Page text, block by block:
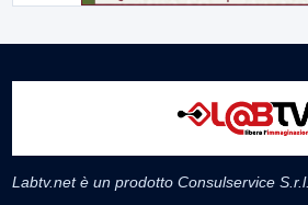
Labtv.net è un prodotto Consulservice S.r.l.